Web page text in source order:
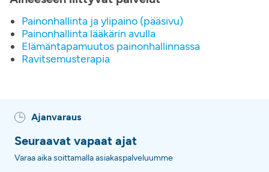
Painonhallinta ja ylipaino (pääsivu)
Painonhallinta lääkärin avulla
Elämäntapamuutos painonhallinnassa
Ravitsemusterapia
Ajanvaraus
Seuraavat vapaat ajat
Varaa aika soittamalla asiakaspalveluumme